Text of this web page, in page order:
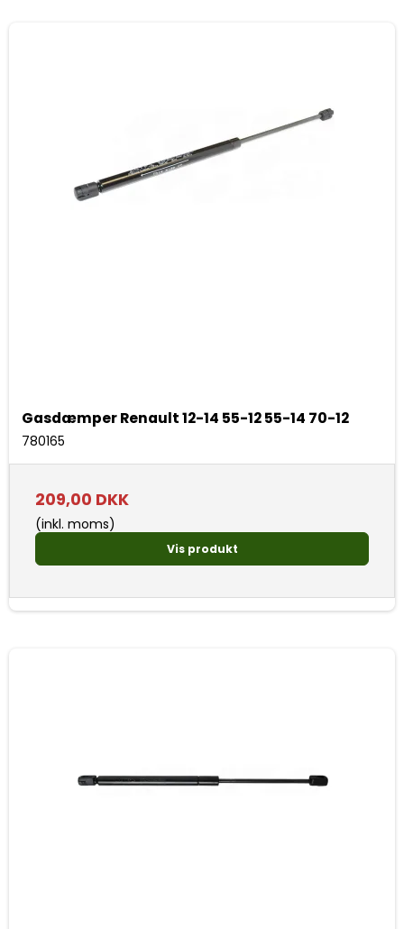
Gasdæmper Renault 12-14 55-12 55-14 70-12
780165
209,00 DKK
(inkl. moms)
Vis produkt